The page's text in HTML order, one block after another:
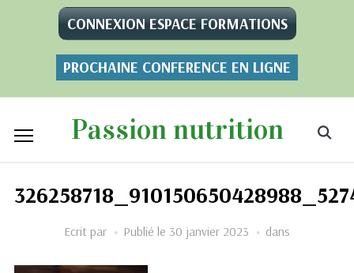
CONNEXION ESPACE FORMATIONS
PROCHAINE CONFERENCE EN LIGNE
Passion nutrition
Ecrit par Publié le 30 janvier 2023 dans